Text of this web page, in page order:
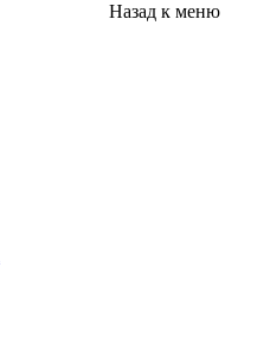
Назад к меню